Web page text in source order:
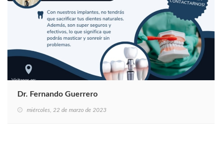
Dr. Fernando Guerrero
miércoles, 22 de marzo de 2023